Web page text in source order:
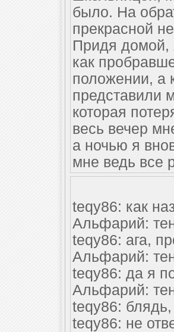
было. На
прекрасной
Придя домой,
как
положении, а
представили
которая
весь вечер
а ночью я
мне ведь все
teqy86: как
Альфарий:
teqy86: ага,
Альфарий:
teqy86: да я
Альфарий:
teqy86:
teqy86: не